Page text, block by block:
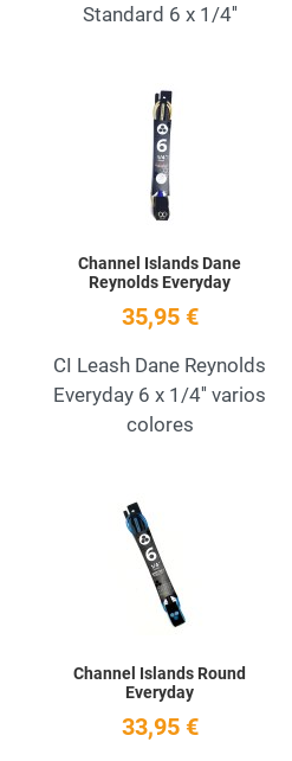
Standard 6 x 1/4''
Channel Islands Dane
Reynolds Everyday
35,95 €
CI Leash Dane Reynolds
Everyday 6 x 1/4'' varios
colores
Add to Wishlist
Channel Islands Round
Everyday
33,95 €